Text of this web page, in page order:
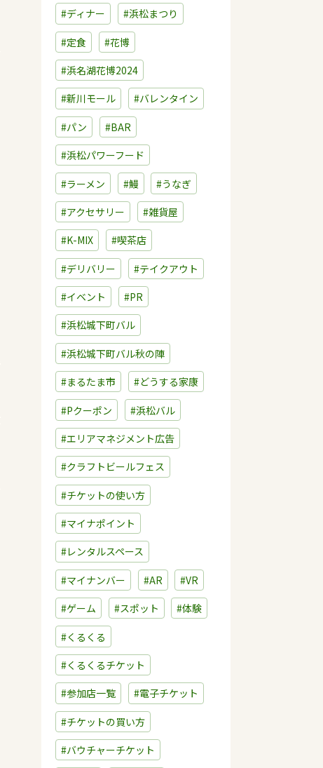
#ディナー #浜松まつり
#定食 #花博
#浜名湖花博2024
#新川モール #バレンタイン
#パン #BAR
#浜松パワーフード
#ラーメン #鰻 #うなぎ
#アクセサリー #雑貨屋
#K-MIX #喫茶店
#デリバリー #テイクアウト
#イベント #PR
#浜松城下町バル
#浜松城下町バル秋の陣
#まるたま市 #どうする家康
#Pクーポン #浜松バル
#エリアマネジメント広告
#クラフトビールフェス
#チケットの使い方
#マイナポイント
#レンタルスペース
#マイナンバー #AR #VR
#ゲーム #スポット #体験
#くるくる
#くるくるチケット
#参加店一覧 #電子チケット
#チケットの買い方
#バウチャーチケット